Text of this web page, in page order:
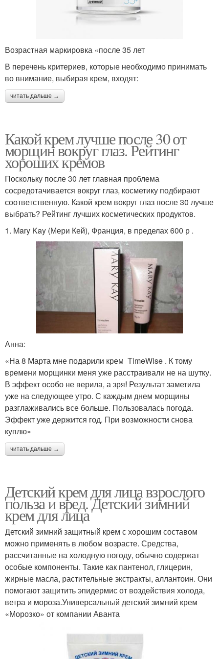
Возрастная маркировка «после 35 лет
В перечень критериев, которые необходимо принимать
во внимание, выбирая крем, входят:
читать дальше →
Какой крем лучше после 30 от
морщин вокруг глаз. Рейтинг
хороших кремов
Поскольку после 30 лет главная проблема
сосредотачивается вокруг глаз, косметику подбирают
соответственную. Какой крем вокруг глаз после 30 лучше
выбрать? Рейтинг лучших косметических продуктов.
1. Mary Kay (Мери Кей), Франция, в пределах 600 р .
Анна:
«На 8 Марта мне подарили крем TimeWise . К тому
времени морщинки меня уже расстраивали не на шутку.
В эффект особо не верила, а зря! Результат заметила
уже на следующее утро. С каждым днем морщины
разглаживались все больше. Пользовалась погода.
Эффект уже держится год. При возможности снова
куплю»
читать дальше →
Детский крем для лица взрослого
польза и вред. Детский зимний
крем для лица
Детский зимний защитный крем с хорошим составом
можно применять в любом возрасте. Средства,
рассчитанные на холодную погоду, обычно содержат
особые компоненты. Такие как пантенол, глицерин,
жирные масла, растительные экстракты, аллантоин. Они
помогают защитить эпидермис от воздействия холода,
ветра и мороза.Универсальный детский зимний крем
«Морозко» от компании Аванта